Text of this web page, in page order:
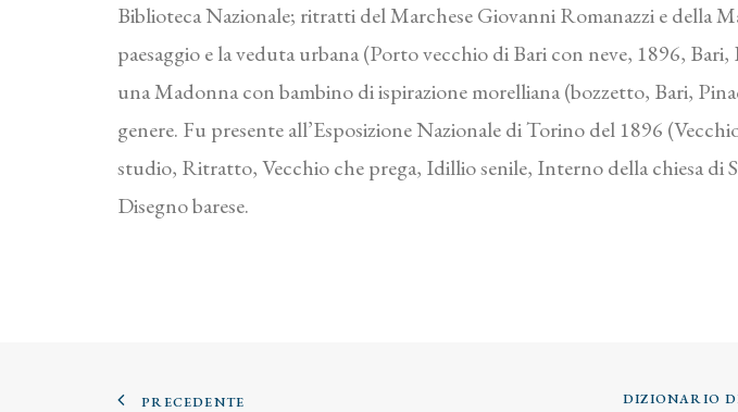
Biblioteca Nazionale; ritratti del Marchese Giovanni Romanazzi e della
paesaggio e la veduta urbana (Porto vecchio di Bari con neve, 1896,
una Madonna con bambino di ispirazione morelliana (bozzetto, Bari,
genere. Fu presente all’Esposizione Nazionale di Torino del 1896
studio, Ritratto, Vecchio che prega, Idillio senile, Interno della chiesa di
Disegno barese.
PRECEDENTE DIZIONARIO